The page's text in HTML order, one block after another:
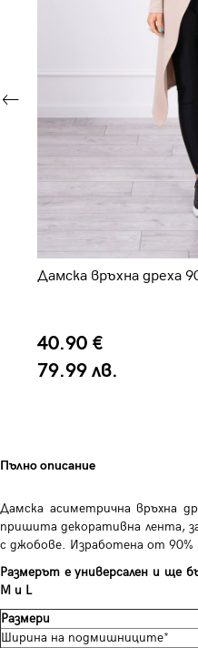
Дамска връхна дреха
40.90 €
79.99 лв.
Пълно описание
Дамска асиметрична връхна
пришита декоративна лента,
с джобове. Изработена от 90%
Размерът е универсален и ще
M и L
Размери
Ширина на подмишниците*